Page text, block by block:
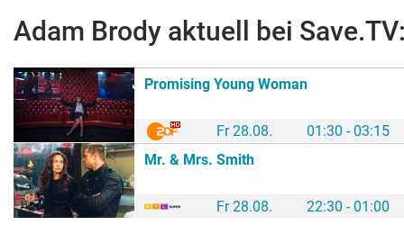
Adam Brody aktuell bei
Promising Young Woman
Fr 28.08.
01:30 - 03:15
Mr. & Mrs. Smith
Fr 28.08. 22:30 - 01:00